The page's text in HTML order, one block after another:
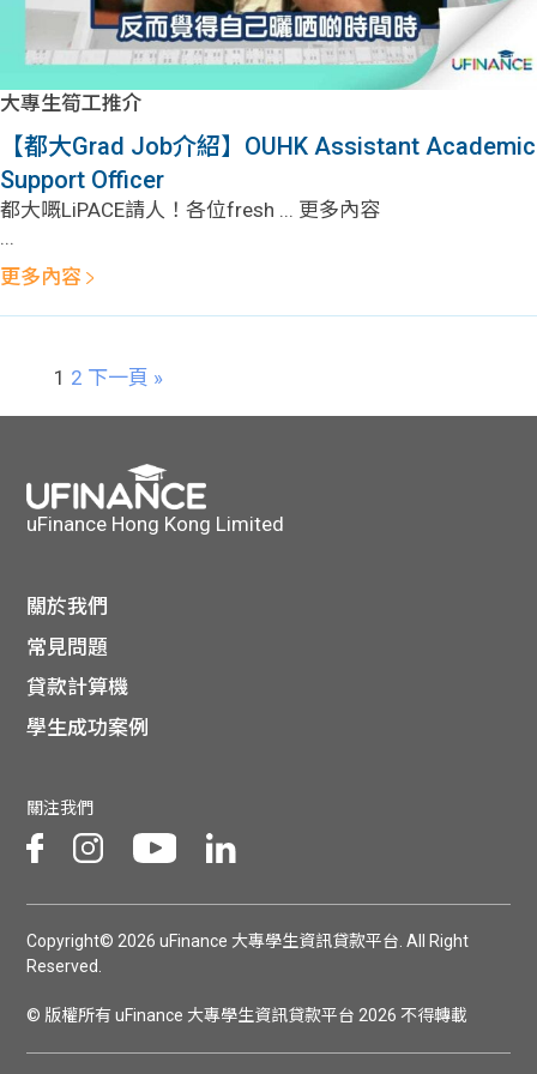
大專生筍工推介
【都大Grad Job介紹】OUHK Assistant Academic
Support Officer
都大嘅LiPACE請人！各位fresh ... 更多內容
...
更多內容
1 2 下一頁 »
uFinance Hong Kong Limited
關於我們
常見問題
貸款計算機
學生成功案例
關注我們
Copyright© 2026 uFinance 大專學生資訊貸款平台. All Right
Reserved.
© 版權所有 uFinance 大專學生資訊貸款平台 2026 不得轉載